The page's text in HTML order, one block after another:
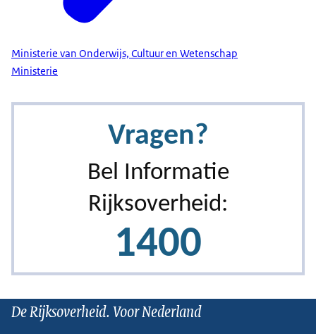
Ministerie van Onderwijs, Cultuur en Wetenschap
Ministerie
De Rijksoverheid. Voor Nederland